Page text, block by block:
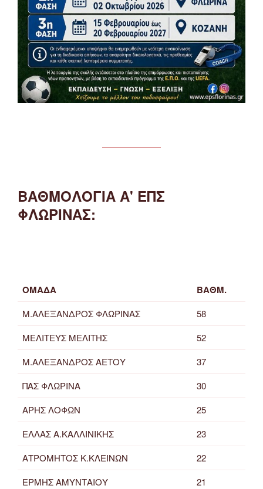
ΒΑΘΜΟΛΟΓΙΑ Α' ΕΠΣ
ΦΛΩΡΙΝΑΣ:
ΟΜΑΔΑ ΒΑΘΜ.
Μ.ΑΛΕΞΑΝΔΡΟΣ ΦΛΩΡΙΝΑΣ
58
ΜΕΛΙΤΕΥΣ ΜΕΛΙΤΗΣ
52
Μ.ΑΛΕΞΑΝΔΡΟΣ ΑΕΤΟΥ
37
ΠΑΣ ΦΛΩΡΙΝΑ
30
ΑΡΗΣ ΛΟΦΩΝ
25
ΕΛΛΑΣ Α.ΚΑΛΛΙΝΙΚΗΣ
23
ΑΤΡΟΜΗΤΟΣ Κ.ΚΛΕΙΝΩΝ
22
ΕΡΜΗΣ ΑΜΥΝΤΑΙΟΥ
21